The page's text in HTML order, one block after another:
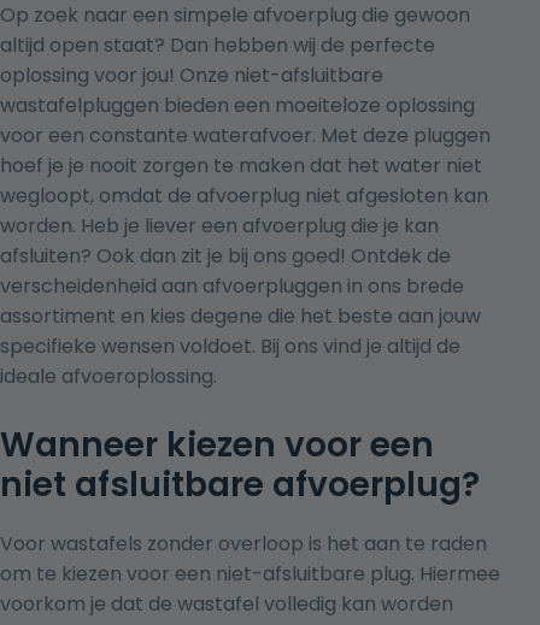
Op zoek naar een simpele afvoerplug die gewoon
altijd open staat? Dan hebben wij de perfecte
oplossing voor jou! Onze niet-afsluitbare
wastafelpluggen bieden een moeiteloze oplossing
voor een constante waterafvoer. Met deze pluggen
hoef je je nooit zorgen te maken dat het water niet
wegloopt, omdat de afvoerplug niet afgesloten kan
worden. Heb je liever een afvoerplug die je kan
afsluiten? Ook dan zit je bij ons goed! Ontdek de
verscheidenheid aan afvoerpluggen in ons brede
assortiment en kies degene die het beste aan jouw
specifieke wensen voldoet. Bij ons vind je altijd de
ideale afvoeroplossing.
Wanneer kiezen voor een
niet afsluitbare afvoerplug?
Voor wastafels zonder overloop is het aan te raden
om te kiezen voor een niet-afsluitbare plug. Hiermee
voorkom je dat de wastafel volledig kan worden